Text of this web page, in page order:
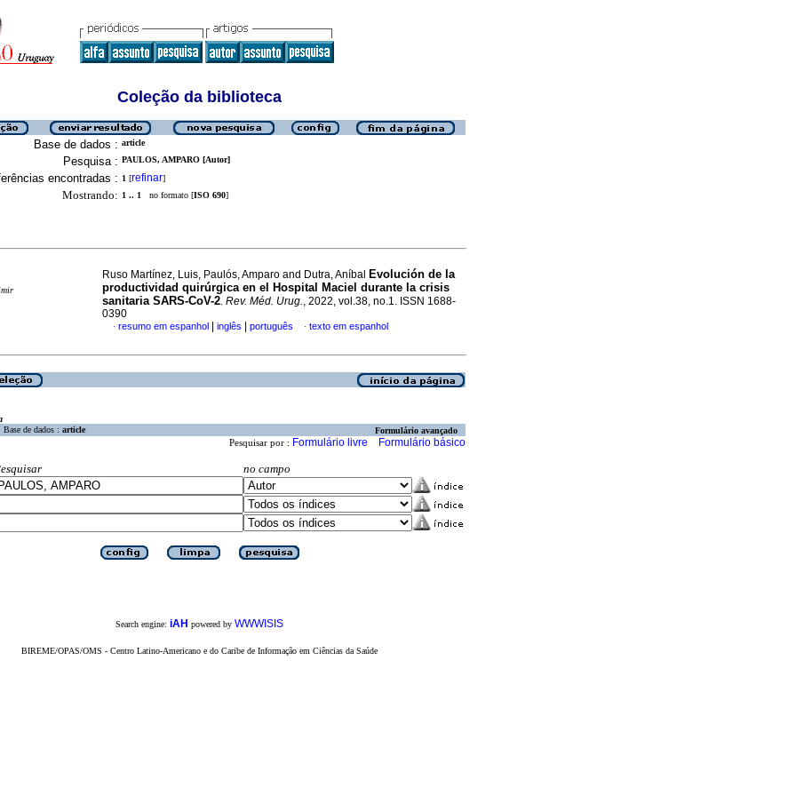
Coleção da biblioteca
Base de dados : article
Pesquisa : PAULOS, AMPARO [Autor]
encontradas : 1 [refinar]
Mostrando: 1 .. 1 no formato [ISO 690]
Ruso Martínez, Luis, Paulós, Amparo and Dutra, Aníbal Evolución de la
productividad quirúrgica en el Hospital Maciel durante la crisis
sanitaria SARS-CoV-2. Rev. Méd. Urug., 2022, vol.38, no.1. ISSN 1688-
0390
· resumo em espanhol inglês português · texto em espanhol
Base de dados : article Formulário avançado
Pesquisar por : Formulário livre Formulário básico
no campo
Search engine: iAH powered by WWWISIS
BIREME/OPAS/OMS - Centro Latino-Americano e do Caribe de Informação em Ciências da Saúde